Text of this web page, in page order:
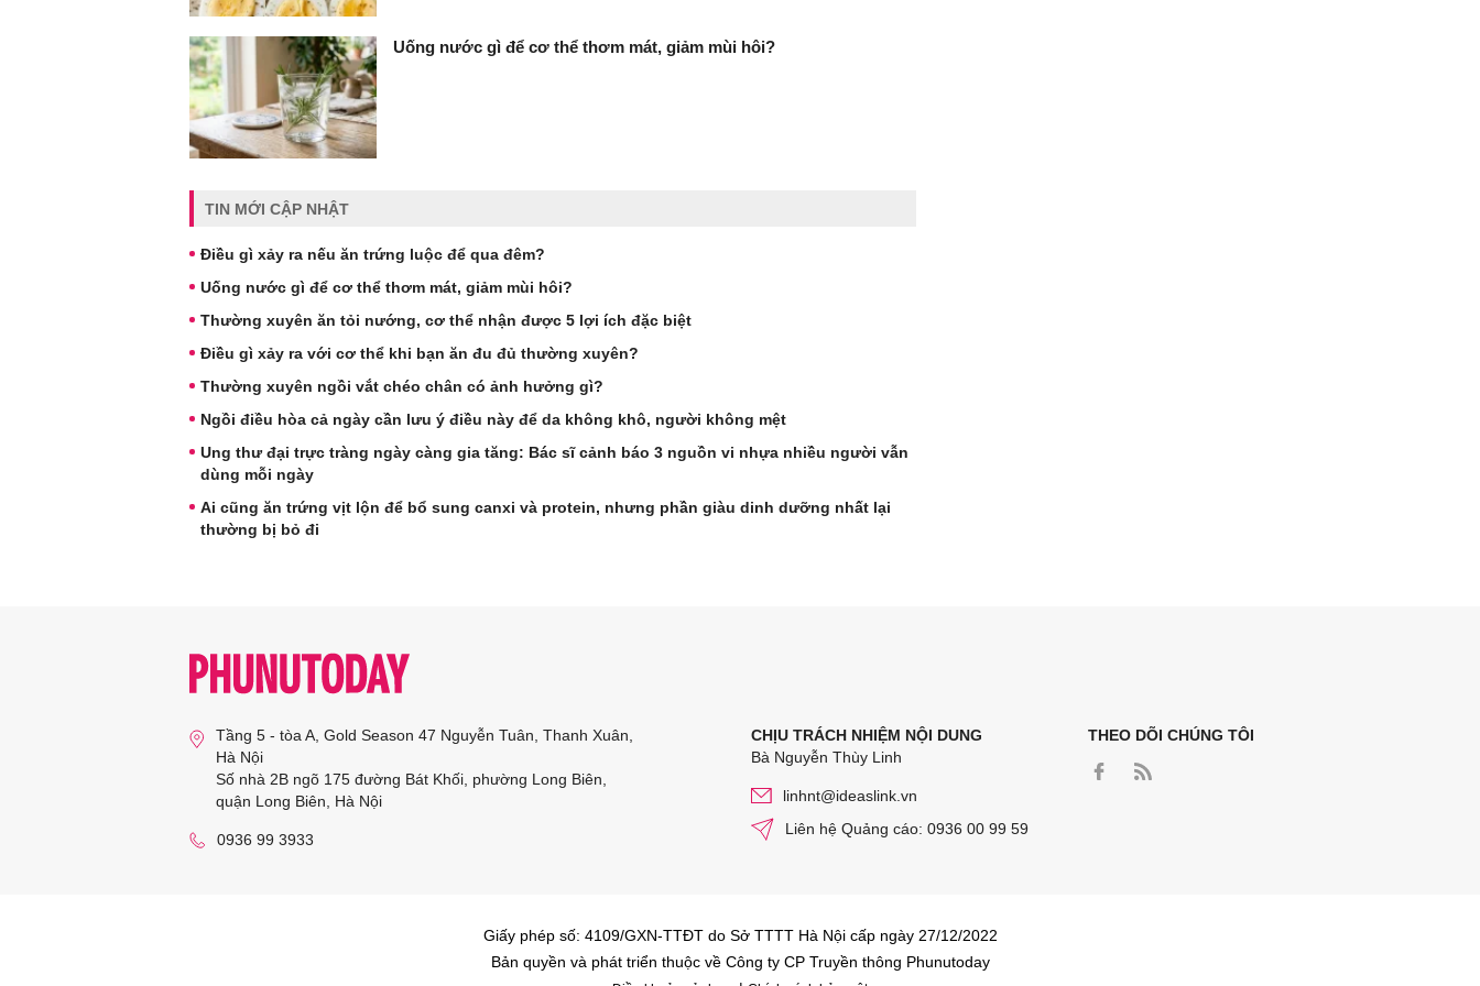
Uống nước gì để cơ thể thơm mát, giảm mùi hôi?
TIN MỚI CẬP NHẬT
Điều gì xảy ra nếu ăn trứng luộc để qua đêm?
Uống nước gì để cơ thể thơm mát, giảm mùi hôi?
Thường xuyên ăn tỏi nướng, cơ thể nhận được 5 lợi ích đặc biệt
Điều gì xảy ra với cơ thể khi bạn ăn đu đủ thường xuyên?
Thường xuyên ngồi vắt chéo chân có ảnh hưởng gì?
Ngồi điều hòa cả ngày cần lưu ý điều này để da không khô, người không mệt
Ung thư đại trực tràng ngày càng gia tăng: Bác sĩ cảnh báo 3 nguồn vi nhựa nhiều người vẫn
dùng mỗi ngày
Ai cũng ăn trứng vịt lộn để bổ sung canxi và protein, nhưng phần giàu dinh dưỡng nhất lại
thường bị bỏ đi
Tầng 5 - tòa A, Gold Season 47 Nguyễn Tuân, Thanh Xuân,
Hà Nội
Số nhà 2B ngõ 175 đường Bát Khối, phường Long Biên,
quận Long Biên, Hà Nội
0936 99 3933
CHỊU TRÁCH NHIỆM NỘI DUNG
Bà Nguyễn Thùy Linh
linhnt@ideaslink.vn
Liên hệ Quảng cáo: 0936 00 99 59
THEO DÕI CHÚNG TÔI
Giấy phép số: 4109/GXN-TTĐT do Sở TTTT Hà Nội cấp ngày 27/12/2022
Bản quyền và phát triển thuộc về Công ty CP Truyền thông Phunutoday